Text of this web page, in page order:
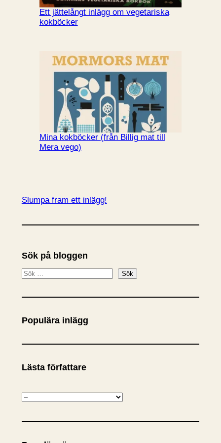
Ett jättelångt inlägg om vegetariska
kokböcker
Mina kokböcker (från Billig mat till
Mera vego)
Slumpa fram ett inlägg!
Sök på bloggen
S
k
Sök
Populära inlägg
Lästa författare
K
t